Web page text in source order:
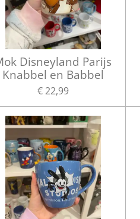
Disneyland Parijs
Knabbel en Babbel
€ 22,99